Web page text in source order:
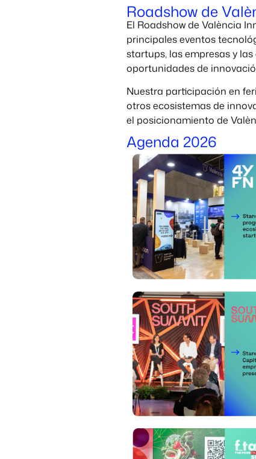
Roadshow de
El Roadshow de València
principales eventos
startups, las empresas y
oportunidades de
Nuestra participación en
otros ecosistemas de
el posicionamiento de
Agenda 2026